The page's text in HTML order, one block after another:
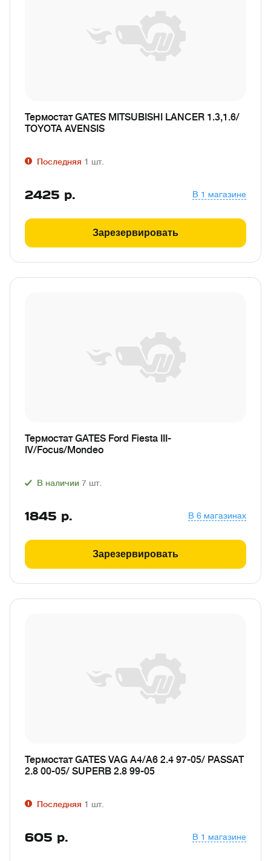
Термостат GATES MITSUBISHI LANCER 1.3,1.6/
TOYOTA AVENSIS
Последняя 1 шт.
2425 р. В 1 магазине
Зарезервировать
Термостат GATES Ford Fiesta III-
IV/Focus/Mondeo
В наличии 7 шт.
1845 р. В 6 магазинах
Зарезервировать
Термостат GATES VAG A4/A6 2.4 97-05/ PASSAT
2.8 00-05/ SUPERB 2.8 99-05
Последняя 1 шт.
605 р. В 1 магазине